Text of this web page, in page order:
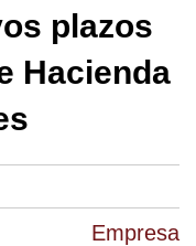
Empresa
plazos
Hacienda